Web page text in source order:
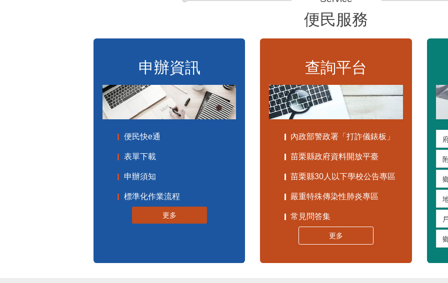
便民服務
申辦資訊
便民快e通
表單下載
申辦須知
標準化作業流程
更多
查詢平台
內政部警政署「打詐儀錶板」
苗栗縣政府資料開放平臺
苗栗縣30人以下學校公告專區
嚴重特殊傳染性肺炎專區
常見問答集
更多